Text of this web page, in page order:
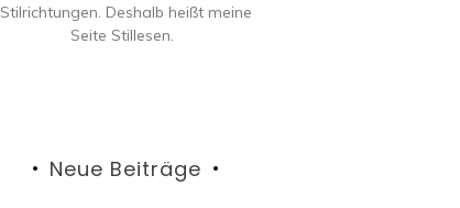
Stilrichtungen. Deshalb heißt meine
Seite Stillesen.
Neue Beiträge